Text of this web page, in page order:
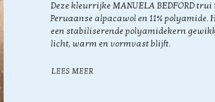
Deze kleurrijke MANUELA BEDFORD
Peruaanse alpacawol en 11%
een stabiliserende polyamidekern
licht, warm en vormvast blijft.
LEES MEER